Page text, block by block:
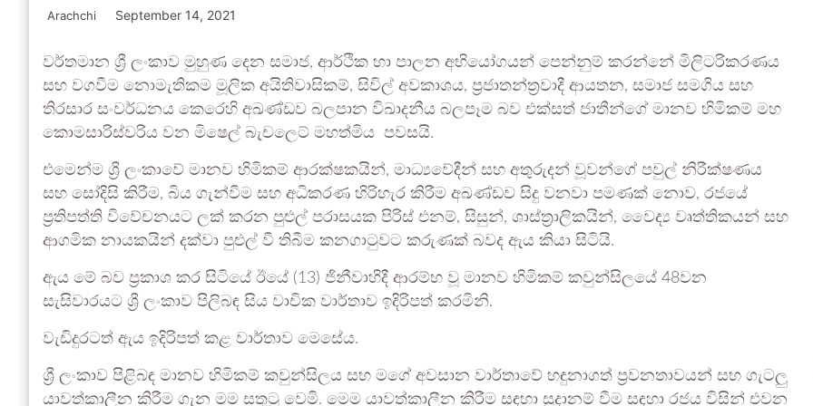
Arachchi September 14, 2021
වර්තමාන ශ්‍රී ලංකාව මුහුණ දෙන සමාජ, ආර්ථික හා පාලන අභියෝගයන් පෙන්නුම් කරන්නේ මිලිටරිකරණය
සහ වගවීම නොමැතිකම මූලික අයිතිවාසිකම්, සිවිල් අවකාශය, ප්‍රජාතන්ත්‍රවාදී ආයතන, සමාජ සමගිය සහ
තිරසාර සංවර්ධනය කෙරෙහි අඛණ්ඩව බලපාන විඛාදනීය බලපෑම බව එක්සත් ජාතීන්ගේ මානව හිමිකම් මහ
කොමසාරිස්වරිය වන මිෂෙල් බැචලෙට් මහත්මිය පවසයි.
එමෙන්ම ශ්‍රි ලංකාවේ මානව හිමිකම් ආරක්ෂකයින්, මාධ්‍යවේදීන් සහ අතුරුදන් වූවන්ගේ පවුල් නිරීක්ෂණය
සහ සෝදිසි කිරීම, බිය ගැන්වීම සහ අධිකරණ හිරිහැර කිරීම අඛණ්ඩව සිදු වනවා පමණක් නොව, රජයේ
ප්‍රතිපත්ති විවේචනයට ලක් කරන පුළුල් පරාසයක පිරිස් එනම්, සිසුන්, ශාස්ත්‍රාලිකයින්, වෛද්‍ය වෘත්තිකයන් සහ
ආගමික නායකයින් දක්වා පුළුල් වී තිබීම කනගාටුවට කරුණක් බවද ඇය කියා සිටියි.
ඇය මේ බව ප්‍රකාශ කර සිටියේ ඊයේ (13) ජිනීවාහිදී ආරම්භ වූ මානව හිමිකම් කවුන්සිලයේ 48වන
සැසිවාරයට ශ්‍රී ලංකාව පිලිබඳ සිය වාචික වාර්තාව ඉදිරිපත් කරමිනි.
වැඩිදුරටත් ඇය ඉදිරිපත් කළ වාර්තාව මෙසේය.
ශ්‍රී ලංකාව පිළිබඳ මානව හිමිකම් කවුන්සිලය සහ මගේ අවසාන වාර්තාවේ හඳුනාගත් ප්‍රවනතාවයන් සහ ගැටලු
යාවත්කාලීන කිරීම ගැන මම සතුටු වෙමි. මෙම යාවත්කාලීන කිරීම සඳහා සූදානම් වීම සඳහා රජය විසින් එවන